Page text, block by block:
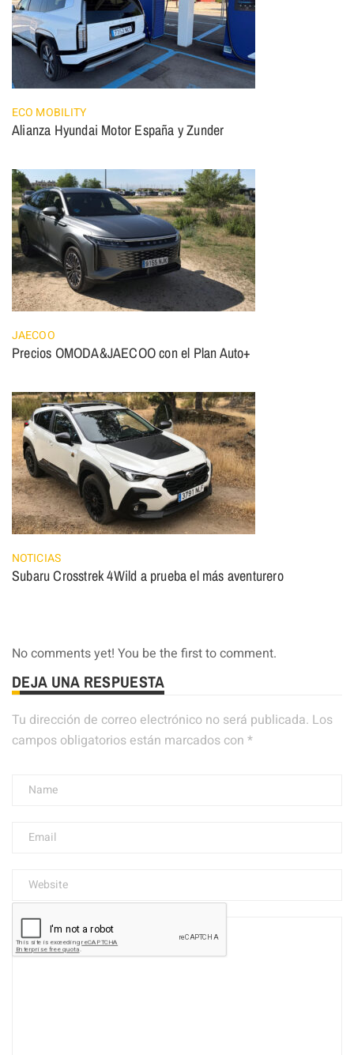
ECO MOBILITY
Alianza Hyundai Motor España y Zunder
JAECOO
Precios OMODA&JAECOO con el Plan Auto+
NOTICIAS
Subaru Crosstrek 4Wild a prueba el más aventurero
No comments yet! You be the first to comment.
DEJA UNA RESPUESTA
Tu dirección de correo electrónico no será publicada. Los
campos obligatorios están marcados con *